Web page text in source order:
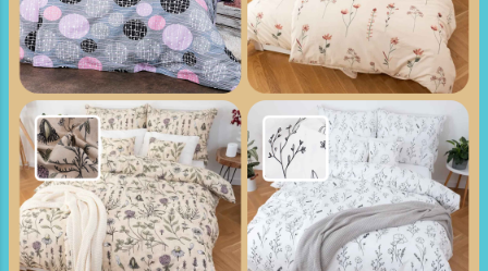
nadúvanie, zlé trávenie vyrážky na pleti,
padanie vlasov častú chorobnosť Lekári
nevedeli pomôcť. Vraj nech skúsim také a
onaké lieky... a napokon povedali, že netreba
žiadne. No – bez komentára. Často som si
pripadala ako nejaký schizofrenik, ktorého ...